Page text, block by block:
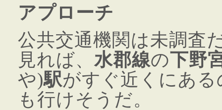
アプローチ
公共交通機関は未調査
見れば、 水郡線の下野
や)駅がすぐ近くにあ
も行けそうだ。